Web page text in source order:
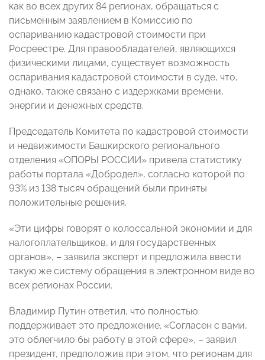
как во всех других 84 регионах, обращаться с
письменным заявлением в Комиссию по
оспариванию кадастровой стоимости при
Росреестре. Для правообладателей, являющихся
физическими лицами, существует возможность
оспаривания кадастровой стоимости в суде, что,
однако, также связано с издержками времени,
энергии и денежных средств.
Председатель Комитета по кадастровой стоимости
и недвижимости Башкирского регионального
отделения «ОПОРЫ РОССИИ» привела статистику
работы портала «Добродел», согласно которой по
93% из 138 тысяч обращений были приняты
положительные решения.
«Эти цифры говорят о колоссальной экономии и для
налогоплательщиков, и для государственных
органов», – заявила эксперт и предложила ввести
такую же систему обращения в электронном виде во
всех регионах России.
Владимир Путин ответил, что полностью
поддерживает это предложение. «Согласен с вами,
это облегчило бы работу в этой сфере», – заявил
президент, предположив при этом, что регионам для